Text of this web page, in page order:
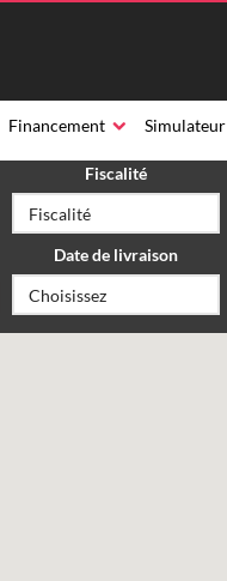
Financement Simulateur
Fiscalité
Date de livraison